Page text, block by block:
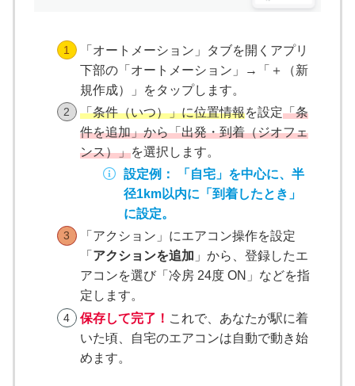
「オートメーション」タブを開くアプリ
下部の「オートメーション」→「＋（新
規作成）」をタップします。
「条件（いつ）」に位置情報を設定「条
件を追加」から「出発・到着（ジオフェ
ンス）」を選択します。
設定例：
「自宅」を中心に、半
径1km以内に「到着したとき」
に設定。
「アクション」にエアコン操作を設定
「 アクションを追加 」から、登録したエ
アコンを選び「冷房 24度 ON」などを指
定します。
保存して完了！ これで、あなたが駅に着
いた頃、自宅のエアコンは自動で動き始
めます。